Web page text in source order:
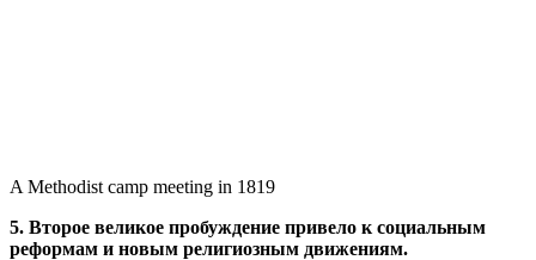
A Methodist camp meeting in 1819
5. Второе великое пробуждение привело к социальным
реформам и новым религиозным движениям.